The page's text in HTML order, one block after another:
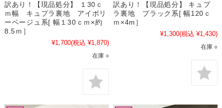
訳あり！【現品処分】 １30ｃ
ｍ幅 キュプラ裏地 アイボリ
ーベージュ系[ 幅１30ｃｍ×約
8.5ｍ］
¥1,700(税込 ¥1,870)
在庫 ○
訳あり！【現品処分】 キュプ
ラ裏地 ブラック系[ 幅120ｃ
ｍ×4m］
¥1,300(税込 ¥1,430)
在庫 ○